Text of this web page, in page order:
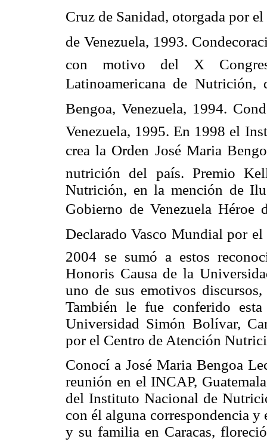
Cruz de Sanidad, otorgada por
de Venezuela, 1993.
con motivo del X
Latinoamericana de
Bengoa, Venezuela, 1994.
Venezuela, 1995. En 1998 el
crea la Orden José Maria
nutrición del país. Premio
Nutrición, en la mención de
Gobierno de Venezuela Héroe
Declarado Vasco Mundial por
2004 se sumó a estos
Honoris Causa de la
uno de sus emotivos
También le fue conferido
Universidad Simón Bolívar,
por el Centro de Atención
Conocí a José Maria Bengoa
reunión en el INCAP,
del Instituto Nacional de
con él alguna correspondencia y
y su familia en Caracas,